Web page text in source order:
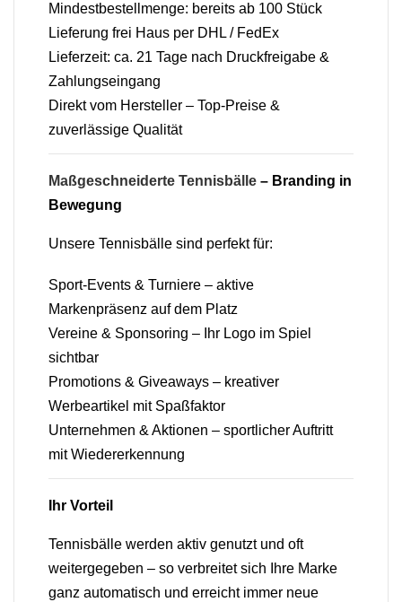
Mindestbestellmenge: bereits ab 100 Stück
Lieferung frei Haus per DHL / FedEx
Lieferzeit: ca. 21 Tage nach Druckfreigabe &
Zahlungseingang
Direkt vom Hersteller – Top-Preise &
zuverlässige Qualität
Maßgeschneiderte Tennisbälle – Branding in
Bewegung
Unsere Tennisbälle sind perfekt für:
Sport-Events & Turniere – aktive
Markenpräsenz auf dem Platz
Vereine & Sponsoring – Ihr Logo im Spiel
sichtbar
Promotions & Giveaways – kreativer
Werbeartikel mit Spaßfaktor
Unternehmen & Aktionen – sportlicher Auftritt
mit Wiedererkennung
Ihr Vorteil
Tennisbälle werden aktiv genutzt und oft
weitergegeben – so verbreitet sich Ihre Marke
ganz automatisch und erreicht immer neue